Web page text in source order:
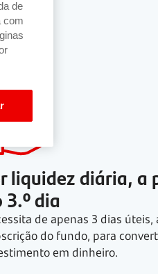
liquidez diária, a
3.º dia
de apenas 3 dias úteis,
do fundo, para
em dinheiro.
de
com